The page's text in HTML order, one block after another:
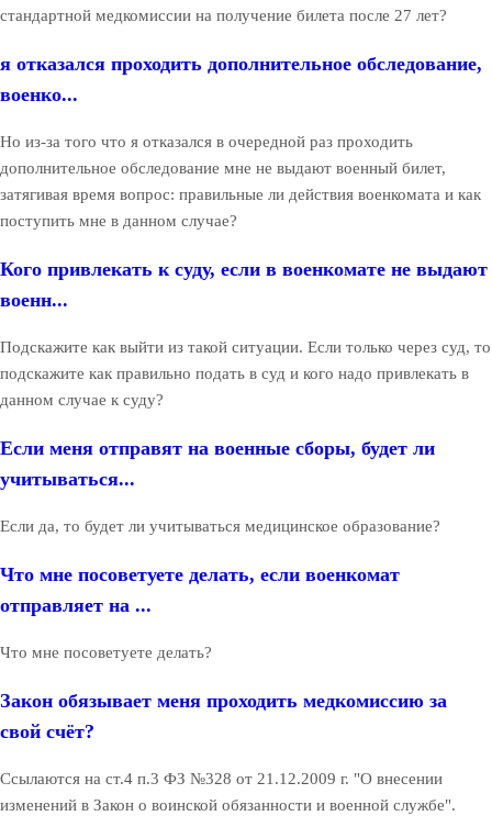
стандартной медкомиссии на получение билета после 27 лет?
я отказался проходить дополнительное обследование,
военко...
Но из-за того что я отказался в очередной раз проходить
дополнительное обследование мне не выдают военный билет,
затягивая время вопрос: правильные ли действия военкомата и как
поступить мне в данном случае?
Кого привлекать к суду, если в военкомате не выдают
военн...
Подскажите как выйти из такой ситуации. Если только через суд, то
подскажите как правильно подать в суд и кого надо привлекать в
данном случае к суду?
Если меня отправят на военные сборы, будет ли
учитываться...
Если да, то будет ли учитываться медицинское образование?
Что мне посоветуете делать, если военкомат
отправляет на ...
Что мне посоветуете делать?
Закон обязывает меня проходить медкомиссию за
свой счёт?
Ссылаются на ст.4 п.3 ФЗ №328 от 21.12.2009 г. "О внесении
изменений в Закон о воинской обязанности и военной службе".